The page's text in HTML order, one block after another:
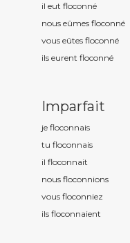
il eut floconné
nous eûmes floconné
vous eûtes floconné
ils eurent floconné
Imparfait
je floconnais
tu floconnais
il floconnait
nous floconnions
vous floconniez
ils floconnaient